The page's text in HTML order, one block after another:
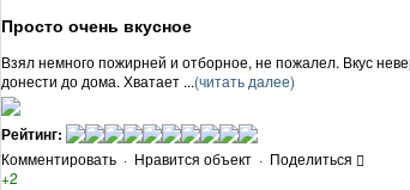
Просто очень вкусное
Взял немного пожирней и отборное, не пожалел. Вкус
донести до дома. Хватает ...(читать далее)
Рейтинг:
Комментировать · Нравится объект · Поделиться
+2